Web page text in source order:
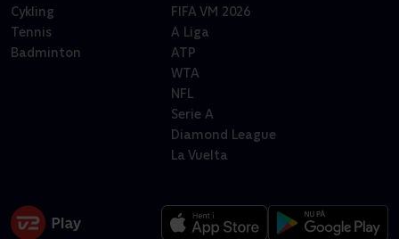
Cykling
Tennis
Badminton
FIFA VM 2026
A Liga
ATP
WTA
NFL
Serie A
Diamond League
La Vuelta